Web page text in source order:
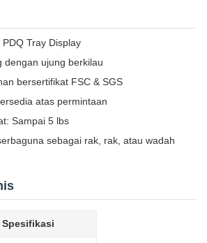
Tray Display
dengan ujung berkilau
bersertifikat FSC & SGS
atas permintaan
Sampai 5 lbs
sebagai rak, rak, atau wadah
Spesifikasi